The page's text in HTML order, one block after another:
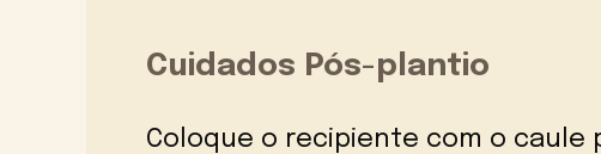
Cuidados Pós-plantio
Coloque o recipiente com o caule